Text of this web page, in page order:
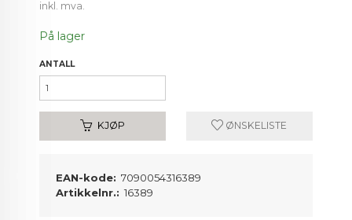
inkl. mva.
På lager
ANTALL
KJØP ØNSKELISTE
EAN-kode: 7090054316389
Artikkelnr.: 16389